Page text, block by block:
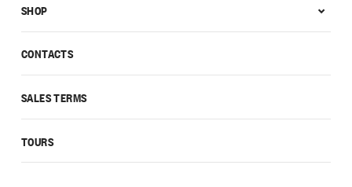
CONTACTS
SALES TERMS
TOURS
SHOP